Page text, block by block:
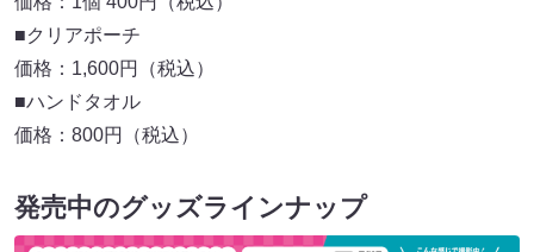
■クリアポーチ
価格：1,600円（税込）
■ハンドタオル
価格：800円（税込）
発売中のグッズラインナップ